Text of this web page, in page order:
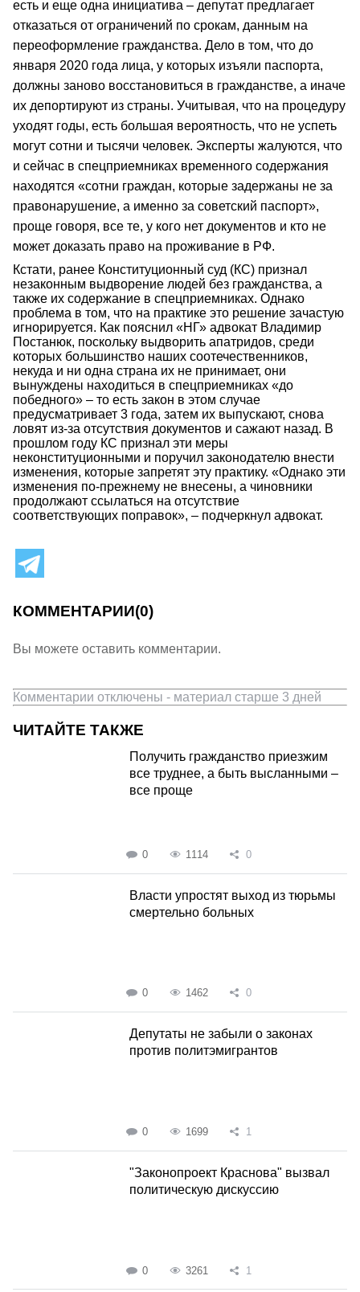
есть и еще одна инициатива – депутат предлагает
отказаться от ограничений по срокам, данным на
переоформление гражданства. Дело в том, что до
января 2020 года лица, у которых изъяли паспорта,
должны заново восстановиться в гражданстве, а иначе
их депортируют из страны. Учитывая, что на процедуру
уходят годы, есть большая вероятность, что не успеть
могут сотни и тысячи человек. Эксперты жалуются, что
и сейчас в спецприемниках временного содержания
находятся «сотни граждан, которые задержаны не за
правонарушение, а именно за советский паспорт»,
проще говоря, все те, у кого нет документов и кто не
может доказать право на проживание в РФ.
Кстати, ранее Конституционный суд (КС) признал
незаконным выдворение людей без гражданства, а
также их содержание в спецприемниках. Однако
проблема в том, что на практике это решение зачастую
игнорируется. Как пояснил «НГ» адвокат Владимир
Постанюк, поскольку выдворить апатридов, среди
которых большинство наших соотечественников,
некуда и ни одна страна их не принимает, они
вынуждены находиться в спецприемниках «до
победного» – то есть закон в этом случае
предусматривает 3 года, затем их выпускают, снова
ловят из-за отсутствия документов и сажают назад. В
прошлом году КС признал эти меры
неконституционными и поручил законодателю внести
изменения, которые запретят эту практику. «Однако эти
изменения по-прежнему не внесены, а чиновники
продолжают ссылаться на отсутствие
соответствующих поправок», – подчеркнул адвокат.
КОММЕНТАРИИ(0)
Вы можете оставить комментарии.
Комментарии отключены - материал старше 3 дней
ЧИТАЙТЕ ТАКЖЕ
Получить гражданство приезжим
все труднее, а быть высланными –
все проще
0 1114 0
Власти упростят выход из тюрьмы
смертельно больных
0 1462 0
Депутаты не забыли о законах
против политэмигрантов
0 1699 1
"Законопроект Краснова" вызвал
политическую дискуссию
0 3261 1